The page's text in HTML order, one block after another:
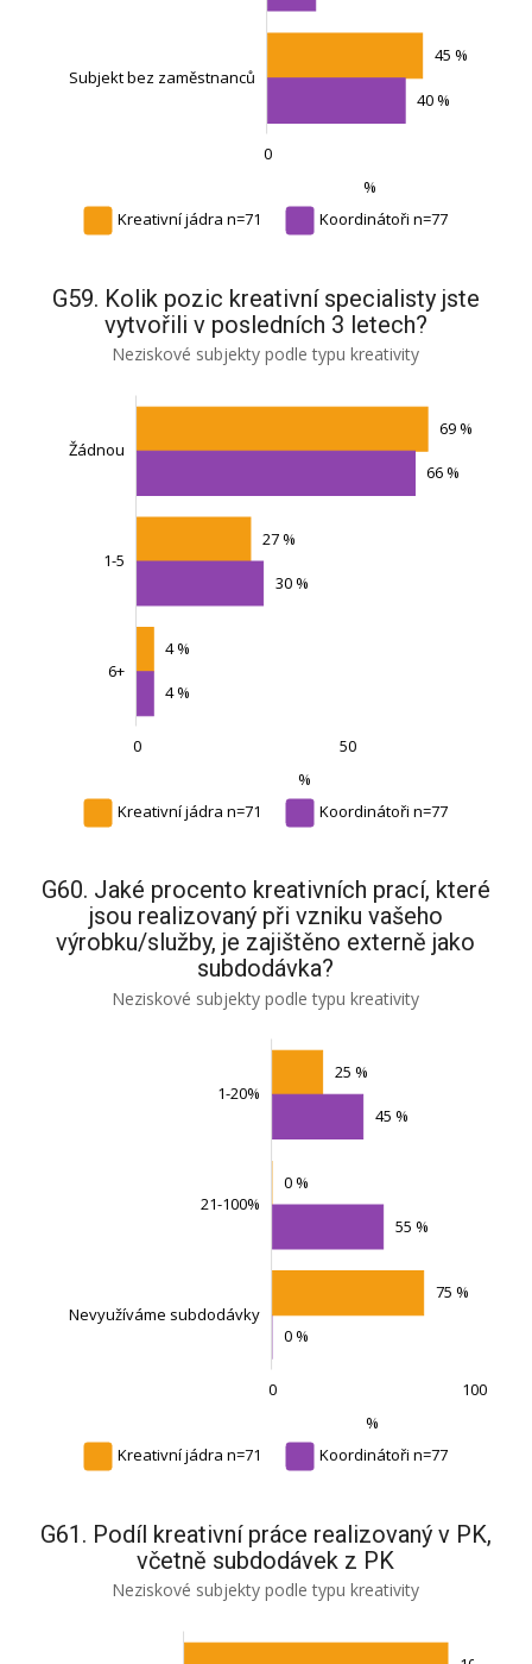
45 %
40 %
Subjekt bez zaměstnanců
-40
-20
0
200
100
-100
80
%
Kreativní jádra n=71
Koordinátoři n=77
G59. Kolik pozic kreativní specialisty jste
vytvořili v posledních 3 letech?
Neziskové subjekty podle typu kreativity
69 %
27 %
4 %
66 %
30 %
4 %
Žádnou
Žádnou
1-5
6+
-100
-50
0 50
100
150
%
Kreativní jádra n=71
Koordinátoři n=77
G60. Jaké procento kreativních prací, které
jsou realizovaný při vzniku vašeho
výrobku/služby, je zajištěno externě jako
subdodávka?
Neziskové subjekty podle typu kreativity
25 %
0 %
75 %
45 %
55 %
0 %
Nevyužíváme subdodávky
1-20%
21-100%
Nevyužíváme subdodávky
-100
-50
0
200 100
150
%
Kreativní jádra n=71
Koordinátoři n=77
G61. Podíl kreativní práce realizovaný v PK,
včetně subdodávek z PK
Neziskové subjekty podle typu kreativity